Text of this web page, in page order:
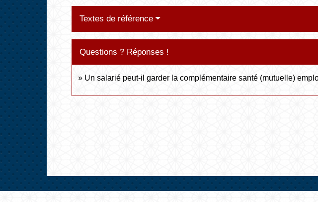
Textes de référence
Questions ? Réponses !
Un salarié peut-il garder la complémentaire santé (mutuelle)